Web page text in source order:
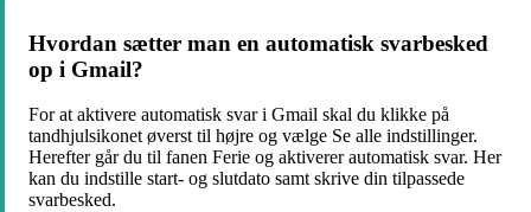
Hvordan sætter man en automatisk svarbesked
op i Gmail?
For at aktivere automatisk svar i Gmail skal du klikke på
tandhjulsikonet øverst til højre og vælge Se alle indstillinger.
Herefter går du til fanen Ferie og aktiverer automatisk svar. Her
kan du indstille start- og slutdato samt skrive din tilpassede
svarbesked.